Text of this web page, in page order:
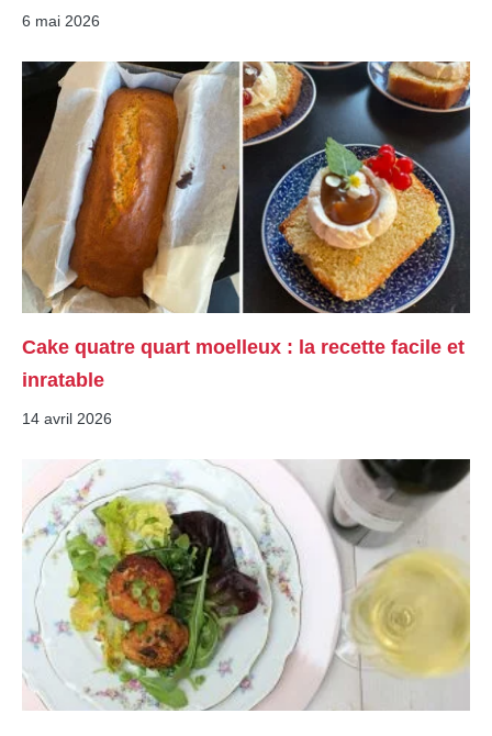
6 mai 2026
Cake quatre quart moelleux : la recette facile et
inratable
14 avril 2026